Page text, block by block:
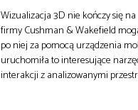
Wizualizacja 3D nie kończy się
firmy Cushman & Wakefield
po niej za pomocą urządzenia
uruchomiła to interesujące
interakcji z analizowanymi